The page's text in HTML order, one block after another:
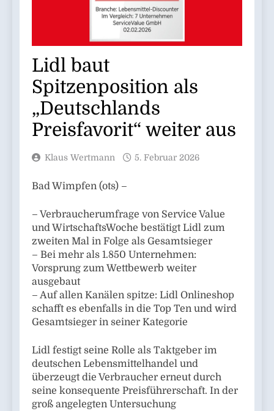
Lidl baut
Spitzenposition als
„Deutschlands
Preisfavorit“ weiter aus
Klaus Wertmann 5. Februar 2026
Bad Wimpfen (ots) –
– Verbraucherumfrage von Service Value
und WirtschaftsWoche bestätigt Lidl zum
zweiten Mal in Folge als Gesamtsieger
– Bei mehr als 1.850 Unternehmen:
Vorsprung zum Wettbewerb weiter
ausgebaut
– Auf allen Kanälen spitze: Lidl Onlineshop
schafft es ebenfalls in die Top Ten und wird
Gesamtsieger in seiner Kategorie
Lidl festigt seine Rolle als Taktgeber im
deutschen Lebensmittelhandel und
überzeugt die Verbraucher erneut durch
seine konsequente Preisführerschaft. In der
groß angelegten Untersuchung